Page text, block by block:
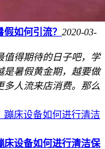
如何引流？ 2020-03-
值得期待的日子吧，学
是暑假黄金期，越要做
多人流来店消费。那么
床设备如何进行清洁保